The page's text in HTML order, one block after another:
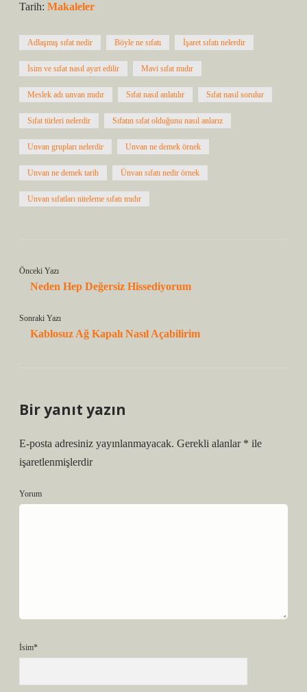
Tarih: Makaleler
Adlaşmış sıfat nedir Böyle ne sıfatı İşaret sıfatı nelerdir
İsim ve sıfat nasıl ayırt edilir Mavi sıfat mıdır
Meslek adı unvan mıdır Sıfat nasıl anlatılır Sıfat nasıl sorulur
Sıfat türleri nelerdir Sıfatın sıfat olduğunu nasıl anlarız
Unvan grupları nelerdir Unvan ne demek örnek
Unvan ne demek tarih Ünvan sıfatı nedir örnek
Unvan sıfatları niteleme sıfatı mıdır
Önceki Yazı
Neden Hep Değersiz Hissediyorum
Sonraki Yazı
Kablosuz Ağ Kapalı Nasıl Açabilirim
Bir yanıt yazın
E-posta adresiniz yayınlanmayacak. Gerekli alanlar * ile
işaretlenmişlerdir
Yorum
İsim*